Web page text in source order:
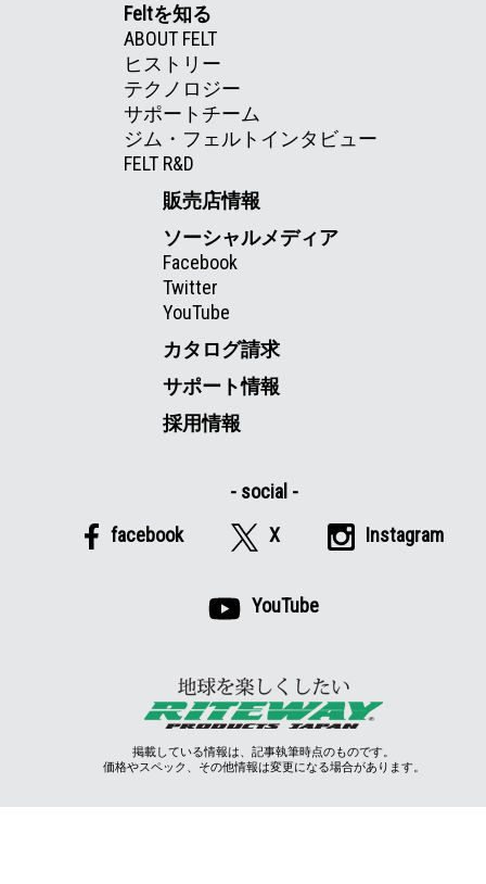
Feltを知る
ABOUT FELT
ヒストリー
テクノロジー
サポートチーム
ジム・フェルトインタビュー
FELT R&D
販売店情報
ソーシャルメディア
Facebook
Twitter
YouTube
カタログ請求
サポート情報
採用情報
facebook X Instagram
YouTube
掲載している情報は、記事執筆時点のものです。
価格やスペック、その他情報は変更になる場合があります。